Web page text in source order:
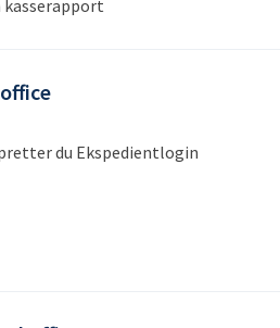
kasserapport
du Ekspedientlogin